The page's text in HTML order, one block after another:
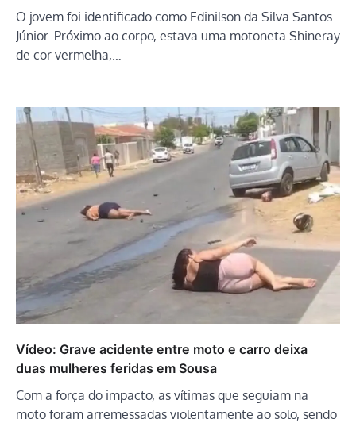
O jovem foi identificado como Edinilson da Silva Santos
Júnior. Próximo ao corpo, estava uma motoneta Shineray
de cor vermelha,…
Vídeo: Grave acidente entre moto e carro deixa
duas mulheres feridas em Sousa
Com a força do impacto, as vítimas que seguiam na
moto foram arremessadas violentamente ao solo, sendo